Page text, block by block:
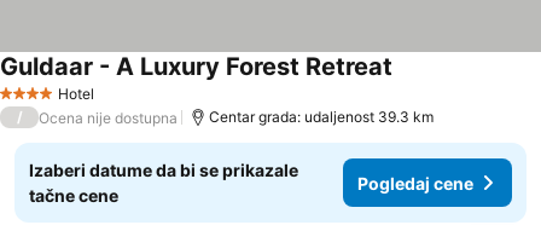
4 ZvezdiceHotel
Guldaar - A Luxury Forest Retreat
/ Ocena nije dostupna Centar grada: udaljenost 39.3 km
Izaberi datume da bi se prikazale
tačne cene
Pogledaj cene